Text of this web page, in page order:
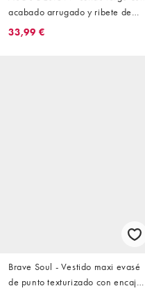
acabado arrugado y ribete de
encaje en oliva y mostaza
33,99 €
Brave Soul - Vestido maxi evasé
de punto texturizado con encaje